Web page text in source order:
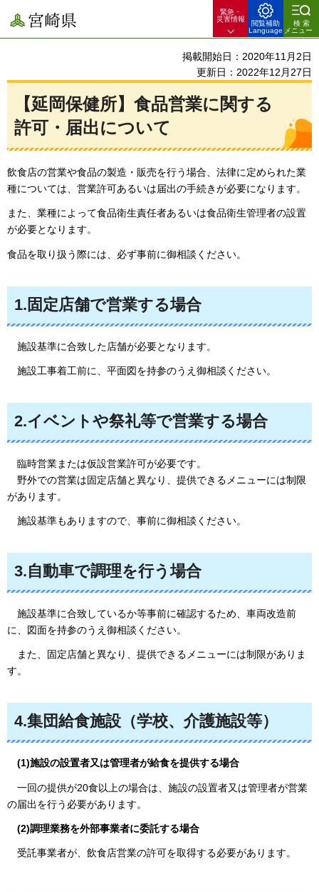
宮崎県
緊急・
災害情報
閲覧補助
Language
検索
メニュー
掲載開始日：2020年11月2日
更新日：2022年12月27日
【延岡保健所】食品営業に関する
許可・届出について
飲食店の営業や食品の製造・販売を行う場合、法律に定められた業
種については、営業許可あるいは届出の手続きが必要になります。
また、業種によって食品衛生責任者あるいは食品衛生管理者の設置
が必要となります。
食品を取り扱う際には、必ず事前に御相談ください。
1.固定店舗で営業する場合
施設基準に合致した店舗が必要となります。
施設工事着工前に、平面図を持参のうえ御相談ください。
2.イベントや祭礼等で営業する場合
臨時営業または仮設営業許可が必要です。
野外での営業は固定店舗と異なり、提供できるメニューには制限
があります。
施設基準もありますので、事前に御相談 ください。
3.自動車で調理を行う場合
施設基準に合致しているか等事前に確認するため、車両改造前
に、図面を持参のうえ御相談ください。
また、固定店舗と異なり、 提供できるメニューには制限がありま
す。
4.集団給食施設（学校、介護施設等）
(1)施設の設置者又は管理者が給食を提供する場合
一回の提供が20食以上の場合は、施設の設置者又は管理者が営業
の届出を行う必要があります。
(2)調理業務を外部事業者に委託する場合
受託事業者が、飲食店営業の許可を取得する必要があります。